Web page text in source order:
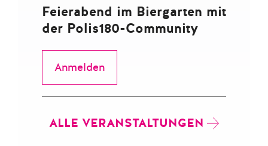
Anmelden
Feierabend im Biergarten mit
der Polis180-Community
ALLE VERANSTALTUNGEN